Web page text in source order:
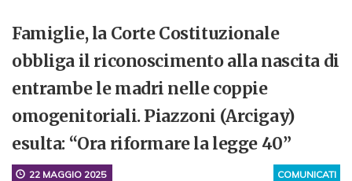
Famiglie, la Corte Costituzionale
obbliga il riconoscimento alla nascita di
entrambe le madri nelle coppie
omogenitoriali. Piazzoni (Arcigay)
esulta: “Ora riformare la legge 40”
COMUNICATI
22 MAGGIO 2025